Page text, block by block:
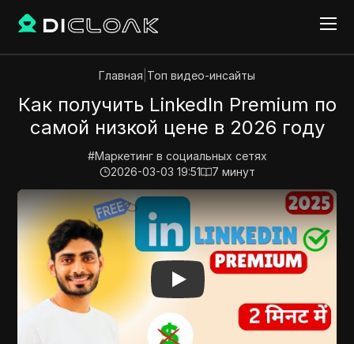
Главная Топ видео-инсайты
Как получить LinkedIn Premium по
самой низкой цене в 2026 году
#Маркетинг в социальных сетях
2026-03-03 19:51
7 минут
Play Video:Как получить LinkedIn Premium по